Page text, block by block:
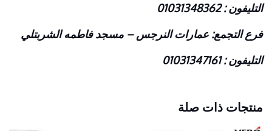
التليفون : 01031348362
فرع التجمع: عمارات النرجس – مسجد فاطمه الشربتلي
التليفون : 01031347161
منتجات ذات صلة